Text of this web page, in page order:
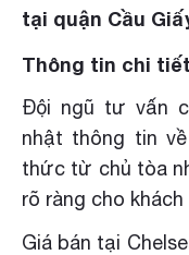
tại quận Cầu
Thông tin chi
Đội ngũ tư vấn
nhật thông tin
thức từ chủ tòa
rõ ràng cho khách
Giá bán tại